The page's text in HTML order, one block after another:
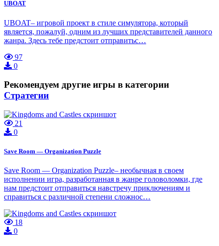
UBOAT
UBOAT– игровой проект в стиле симулятора, который
является, пожалуй, одним из лучших представителей данного
жанра. Здесь тебе предстоит отправитьс…
97
0
Рекомендуем другие игры в категории
Стратегии
21
0
Save Room — Organization Puzzle
Save Room — Organization Puzzle– необычная в своем
исполнении игра, разработанная в жанре головоломки, где
нам предстоит отправиться навстречу приключениям и
справиться с различной степени сложнос…
18
0